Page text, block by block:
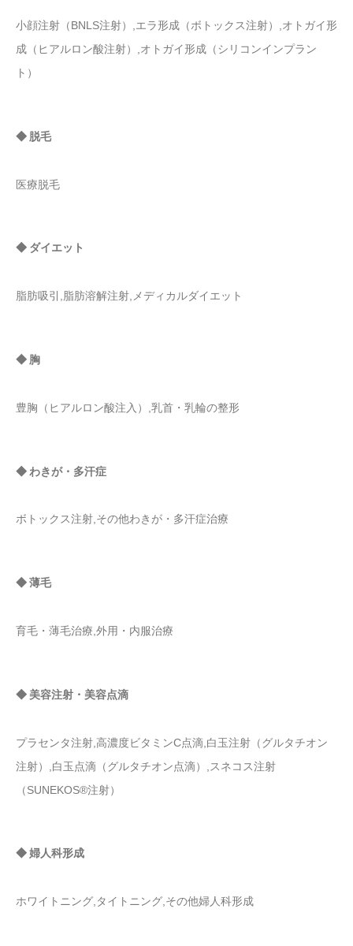
小顔注射（BNLS注射）,エラ形成（ボトックス注射）,オトガイ形
成（ヒアルロン酸注射）,オトガイ形成（シリコンインプラン
ト）
◆ 脱毛
医療脱毛
◆ ダイエット
脂肪吸引,脂肪溶解注射,メディカルダイエット
◆ 胸
豊胸（ヒアルロン酸注入）,乳首・乳輪の整形
◆ わきが・多汗症
ボトックス注射,その他わきが・多汗症治療
◆ 薄毛
育毛・薄毛治療,外用・内服治療
◆ 美容注射・美容点滴
プラセンタ注射,高濃度ビタミンC点滴,白玉注射（グルタチオン
注射）,白玉点滴（グルタチオン点滴）,スネコス注射
（SUNEKOS®注射）
◆ 婦人科形成
ホワイトニング,タイトニング,その他婦人科形成